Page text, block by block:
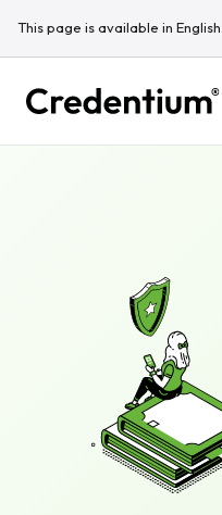
This page is available in English.
Perché Credentium
Chi è CloudTeam
Per le aziende di
Per gli organizzatori
Cosa sono le micro-
Normative
Standard e